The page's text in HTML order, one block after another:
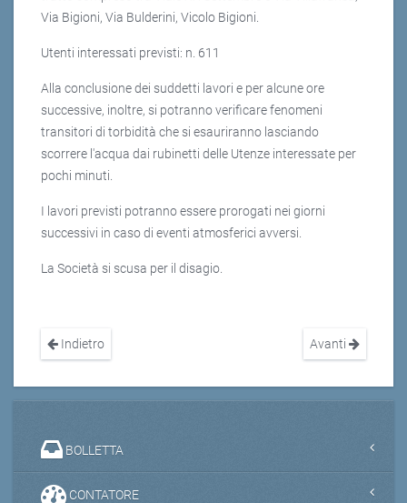
Via Bigioni, Via Bulderini, Vicolo Bigioni.
Utenti interessati previsti: n. 611
Alla conclusione dei suddetti lavori e per alcune ore
successive, inoltre, si potranno verificare fenomeni
transitori di torbidità che si esauriranno lasciando
scorrere l'acqua dai rubinetti delle Utenze interessate per
pochi minuti.
I lavori previsti potranno essere prorogati nei giorni
successivi in caso di eventi atmosferici avversi.
La Società si scusa per il disagio.
Indietro Avanti
BOLLETTA
CONTATORE